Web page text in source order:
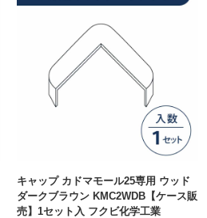
キャップ カドマモール25専用 ウッド
ダークブラウン KMC2WDB【ケース販
売】1セット入 フクビ化学工業